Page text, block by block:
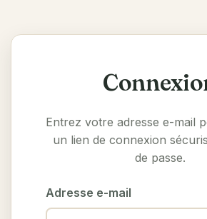
Entrez votre adresse e-mail
un lien de connexion
de passe.
Adresse e-mail